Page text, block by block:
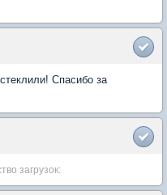
Спасибо за
загрузок: